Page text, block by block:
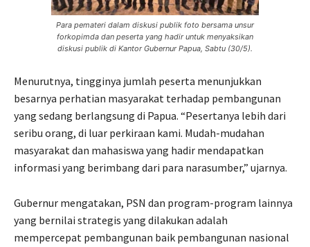
Para pemateri dalam diskusi publik foto bersama unsur
forkopimda dan peserta yang hadir untuk menyaksikan
diskusi publik di Kantor Gubernur Papua, Sabtu (30/5).
Menurutnya, tingginya jumlah peserta menunjukkan
besarnya perhatian masyarakat terhadap pembangunan
yang sedang berlangsung di Papua. “Pesertanya lebih dari
seribu orang, di luar perkiraan kami. Mudah-mudahan
masyarakat dan mahasiswa yang hadir mendapatkan
informasi yang berimbang dari para narasumber,” ujarnya.
Gubernur mengatakan, PSN dan program-program lainnya
yang bernilai strategis yang dilakukan adalah
mempercepat pembangunan baik pembangunan nasional